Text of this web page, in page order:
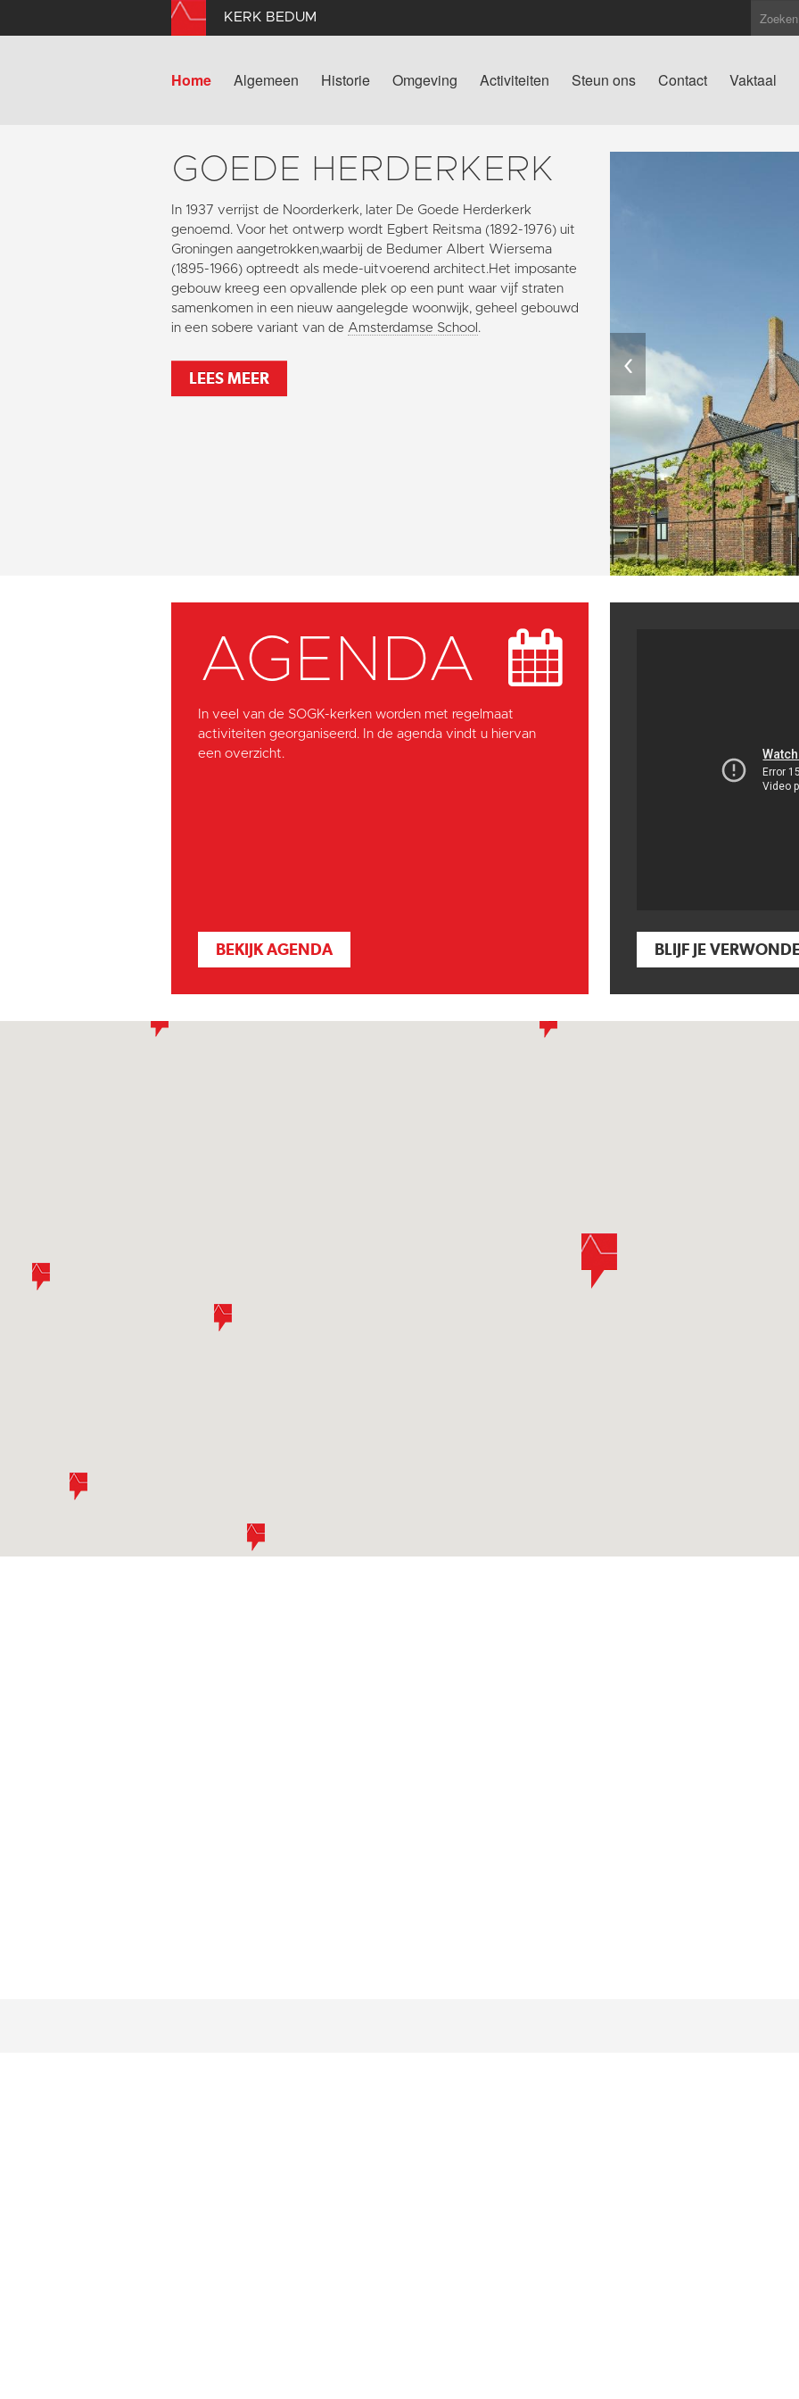
KERK BEDUM
Home Algemeen Historie Omgeving Activiteiten Steun ons Contact Vaktaal
GOEDE HERDERKERK
In 1937 verrijst de Noorderkerk, later De Goede Herderkerk
genoemd. Voor het ontwerp wordt Egbert Reitsma (1892-1976) uit
Groningen aangetrokken,waarbij de Bedumer Albert Wiersema
(1895-1966) optreedt als mede-uitvoerend architect.Het imposante
gebouw kreeg een opvallende plek op een punt waar vijf straten
samenkomen in een nieuw aangelegde woonwijk, geheel gebouwd
in een sobere variant van de Amsterdamse School .
LEES MEER ‹
AGENDA
In veel van de SOGK-kerken worden met regelmaat
activiteiten georganiseerd. In de agenda vindt u hiervan
een overzicht.
BEKIJK AGENDA BLIJF JE